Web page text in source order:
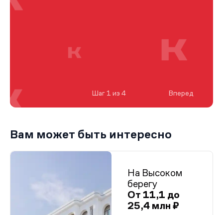
Шаг 1 из 4 Вперед
Вам может быть интересно
На Высоком
берегу
От 11,1 до
25,4 млн ₽